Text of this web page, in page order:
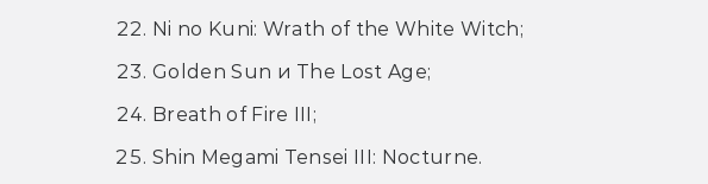
Ni no Kuni: Wrath of the White Witch;
Golden Sun и The Lost Age;
Breath of Fire III;
Shin Megami Tensei III: Nocturne.